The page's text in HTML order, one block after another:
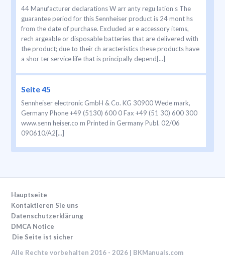
44 Manufacturer declarations W arr anty regu lation s The
guarantee period for this Sennheiser product is 24 mont hs
from the date of purchase. Excluded ar e accessory items,
rech argeable or disposable batteries that are delivered with
the product; due to their ch aracteristics these products have
a shor ter service life that is principally depend[...]
Seite 45
Sennheiser electronic GmbH & Co. KG 30900 Wede mark,
Germany Phone +49 (5130) 600 0 Fax +49 (51 30) 600 300
www.senn heiser.co m Printed in Germany Publ. 02/06
090610/A2[...]
Hauptseite
Kontaktieren Sie uns
Datenschutzerklärung
DMCA Notice
Die Seite ist sicher
Alle Rechte vorbehalten 2016 - 2026 | BKManuals.com